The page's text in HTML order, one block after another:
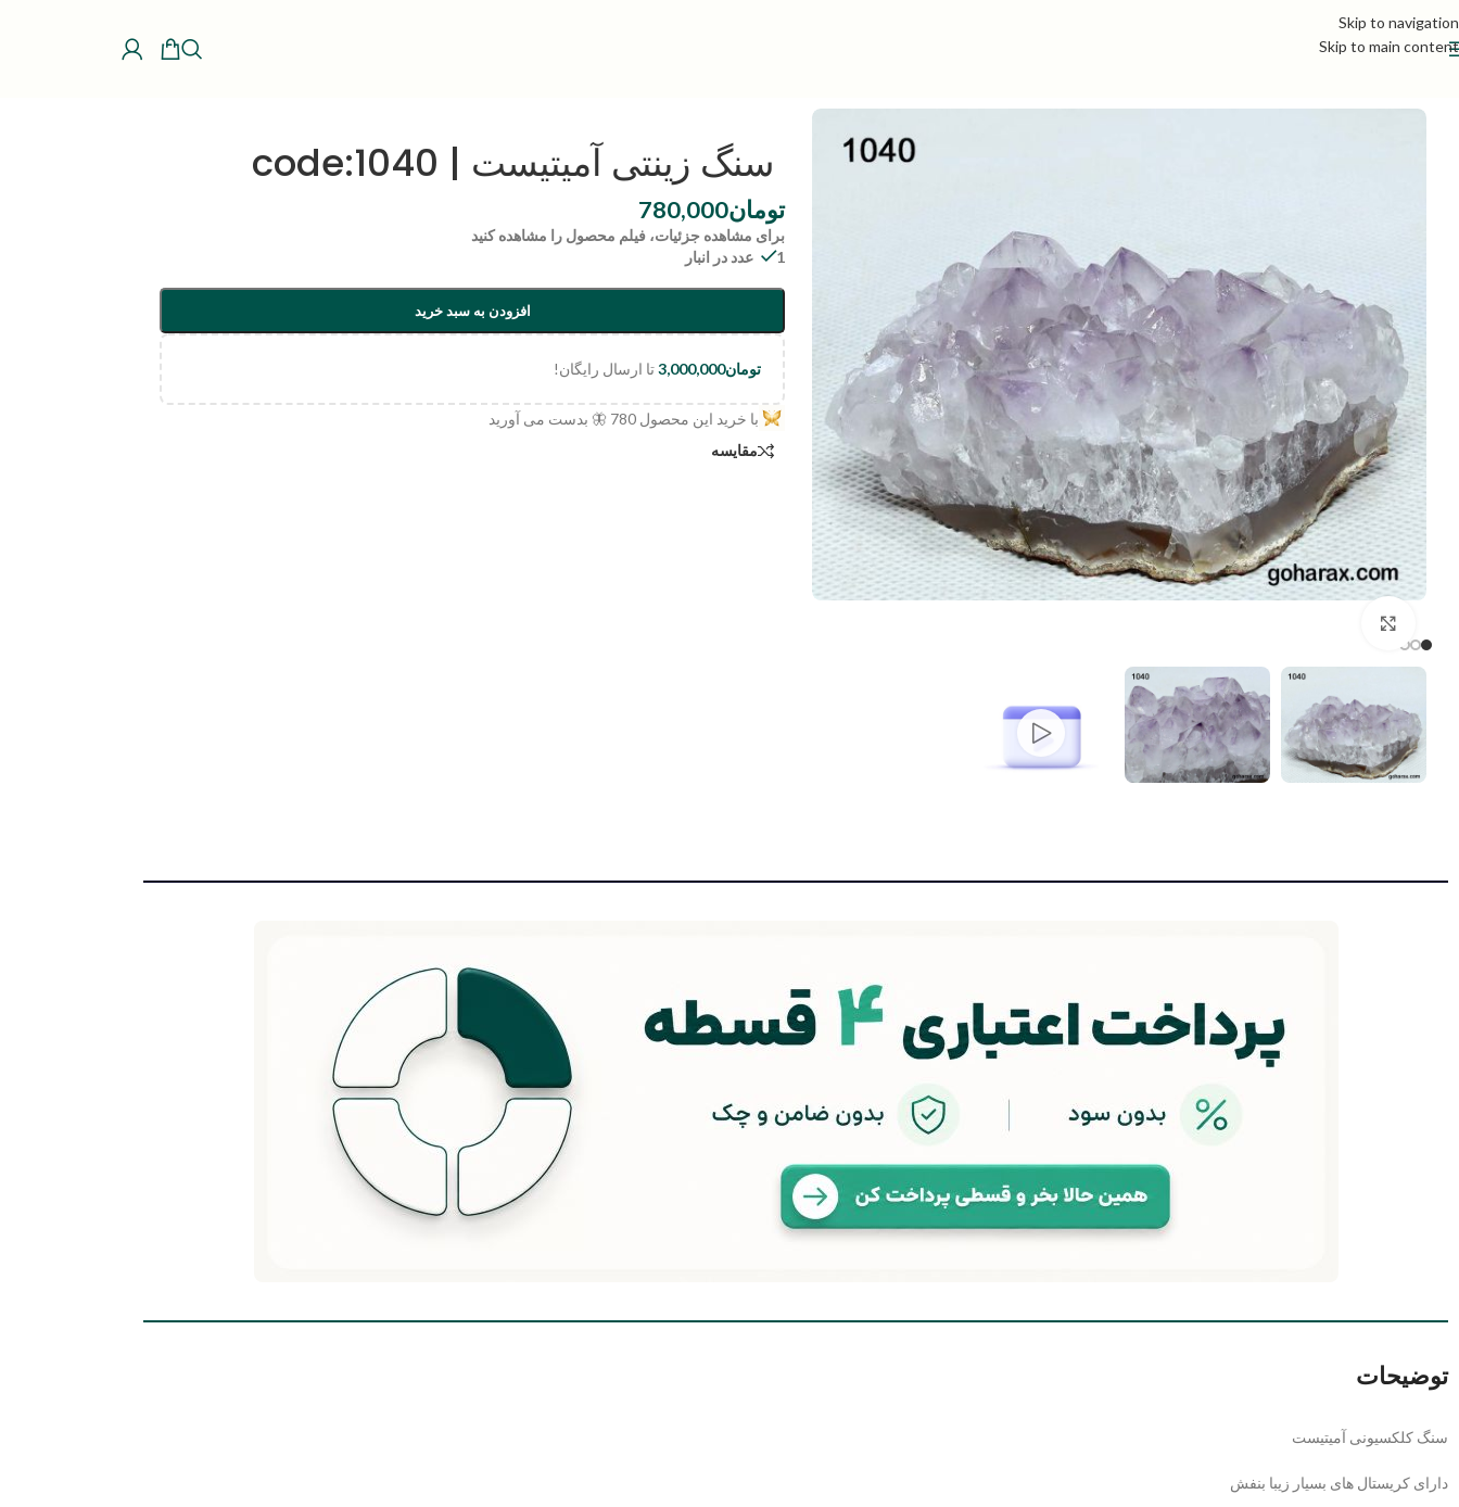
Skip to navigation
Skip to main content
سنگ زینتی آمیتیست | code:1040
تومان780,000
برای مشاهده جزئیات، فیلم محصول را مشاهده کنید
1 عدد در انبار
افزودن به سبد خرید
تومان3,000,000تا ارسال رایگان!
با خرید این محصول 780 🦋 بدست می آورید
مقایسه
توضیحات
سنگ کلکسیونی آمیتیست
دارای کریستال های بسیار زیبا بنفش